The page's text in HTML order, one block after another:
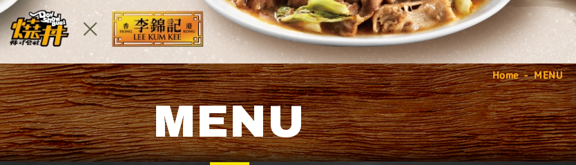
Home MENU
MENU